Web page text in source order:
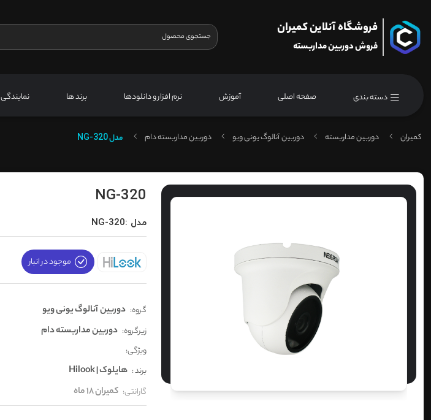
فروشگاه آنلاین کمیران
فروش دوربین مداربسته
دسته بندی صفحه اصلی آموزش نرم افزار و دانلودها برند ها نمایندگی
کمیران دوربین مداربسته دوربین آنالوگ یونی ویو دوربین مداربسته دام مدلNG-320
NG-320
مدل :NG-320
موجود در انبار
گروه: دوربین آنالوگ یونی ویو
زیرگروه: دوربین مداربسته دام
ویژگی:
برند : هایلوک | Hilook
گارانتی: کمیران 18 ماه